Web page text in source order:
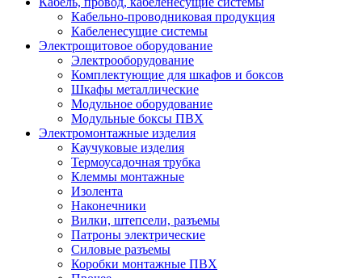
Кабельно-проводниковая продукция
Кабеленесущие системы
Электрощитовое оборудование
Электрооборудование
Комплектующие для шкафов и боксов
Шкафы металлические
Модульное оборудование
Модульные боксы ПВХ
Электромонтажные изделия
Каучуковые изделия
Термоусадочная трубка
Клеммы монтажные
Изолента
Наконечники
Вилки, штепсели, разъемы
Патроны электрические
Силовые разъемы
Коробки монтажные ПВХ